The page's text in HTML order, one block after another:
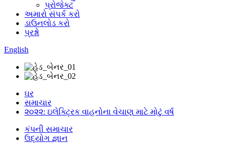
પ્રોજેક્ટ
અમારો સંપર્ક કરો
ડાઉનલોડ કરો
પ્રશ્નો
English
ઘર
સમાચાર
૨૦૨૨: ઇલેક્ટ્રિક વાહનોના વેચાણ માટે મોટું વર્ષ
કંપની સમાચાર
ઉદ્યોગ જ્ઞાન